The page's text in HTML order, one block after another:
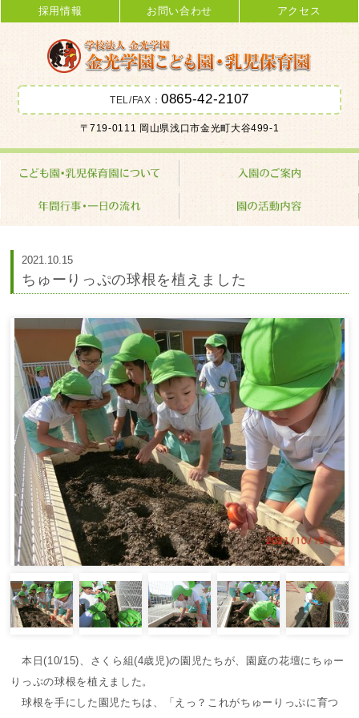
金光学園こども園･乳児保育園 学校
法人 金光学園
採用情報 お問い合わせ アクセス
TEL/FAX：0865-42-2107
〒719-0111 岡山県浅口市金光町大谷499-1
2021.10.15
ちゅーりっぷの球根を植えました
本日(10/15)、さくら組(4歳児)の園児たちが、園庭の花壇にちゅー
りっぷの球根を植えました。
球根を手にした園児たちは、「えっ？これがちゅーりっぷに育つ